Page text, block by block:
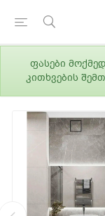
ფასები
კითხვების